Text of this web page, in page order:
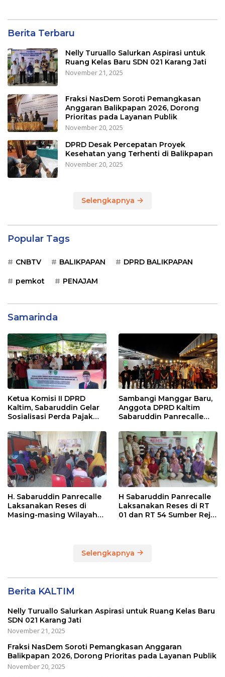
Berita Terbaru
Nelly Turuallo Salurkan Aspirasi untuk
Ruang Kelas Baru SDN 021 Karang Jati
November 21, 2025
Fraksi NasDem Soroti Pemangkasan
Anggaran Balikpapan 2026, Dorong
Prioritas pada Layanan Publik
November 20, 2025
DPRD Desak Percepatan Proyek
Kesehatan yang Terhenti di Balikpapan
November 20, 2025
Selengkapnya
Popular Tags
CNBTV BALIKPAPAN DPRD BALIKPAPAN
pemkot PENAJAM
Samarinda
Ketua Komisi II DPRD
Kaltim, Sabaruddin Gelar
Sosialisasi Perda Pajak
Sepinggan Raya
Balikpapan
Sambangi Manggar Baru,
Anggota DPRD Kaltim
Sabaruddin Panrecalle
Balikpapan
H. Sabaruddin Panrecalle
Laksanakan Reses di
Masing-masing Wilayah
H Sabaruddin Panrecalle
Laksanakan Reses di RT
01 dan RT 54 Sumber Rejo
Selengkapnya
Berita KALTIM
Nelly Turuallo Salurkan Aspirasi untuk Ruang Kelas Baru
SDN 021 Karang Jati
November 21, 2025
Fraksi NasDem Soroti Pemangkasan Anggaran
Balikpapan 2026, Dorong Prioritas pada Layanan Publik
November 20, 2025